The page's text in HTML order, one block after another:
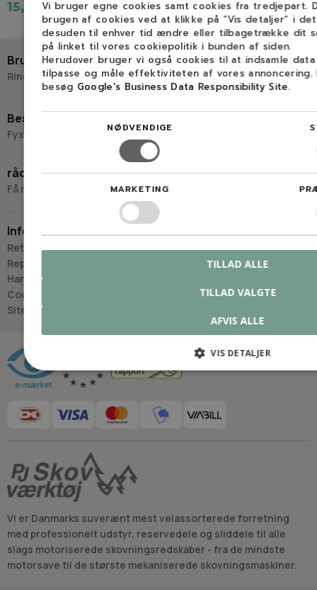
15,00 kr. 45,00 kr.
Brug for hjælp?
Ring eller skriv til Savdoktoren
+45 98 17 27 33
Besøg os
Fysisk butik og kompetencecenter
9400 Nørresundby
Hverdage: 8.00-16.00
Lørdag & søndag: Lukket
råd og vejledning
Få råd og vejledning hos Savdoktoren
“Vi bygger vores løsninger på viden, erfaring og faglig indsigt
- så du kan træffe
det rigtige valg, hver gang.
- Jan “Savdoktoren” Østergaard
Råd og vejledning
Information
Retur
Reparation
Handelsbetingelser
Cookies
Sitemap
Vi er Danmarks suverænt mest velassorterede forretning
med professionelt udstyr, reservedele og sliddele til alle
slags motoriserede skovningsredskaber - fra de mindste
motorsave til de største mekaniserede skovningsmaskiner.
Vi bruger egne cookies samt cookies fra tredjepart.
brugen af cookies ved at klikke på ”Vis detaljer” i
desuden til enhver tid ændre eller tilbagetrække dit
på linket til vores cookiepolitik i bunden af siden.
Herudover bruger vi også cookies til at indsamle
tilpasse og måle effektiviteten af vores annoncering.
besøg Google's Business Data Responsibility Site.
NØDVENDIGE
MARKETING
TILLAD VALGTE
TILLAD ALLE
AFVIS ALLE
VIS DETALJER